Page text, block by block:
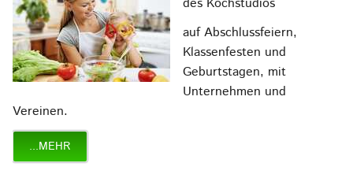
auf Abschlussfeiern,
Klassenfesten und
Geburtstagen, mit
Unternehmen und
Vereinen.
...MEHR